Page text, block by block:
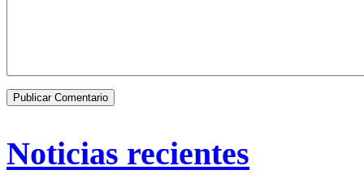
Noticias recientes